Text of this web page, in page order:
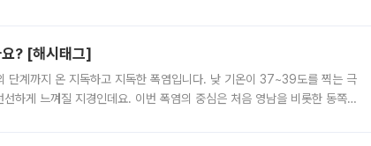
? [해시태그]
단계까지 온 지독하고 지독한 폭염입니다. 낮 기온이 37~39도를 찍는 극
하게 느껴질 지경인데요. 이번 폭염의 중심은 처음 영남을 비롯한 동쪽